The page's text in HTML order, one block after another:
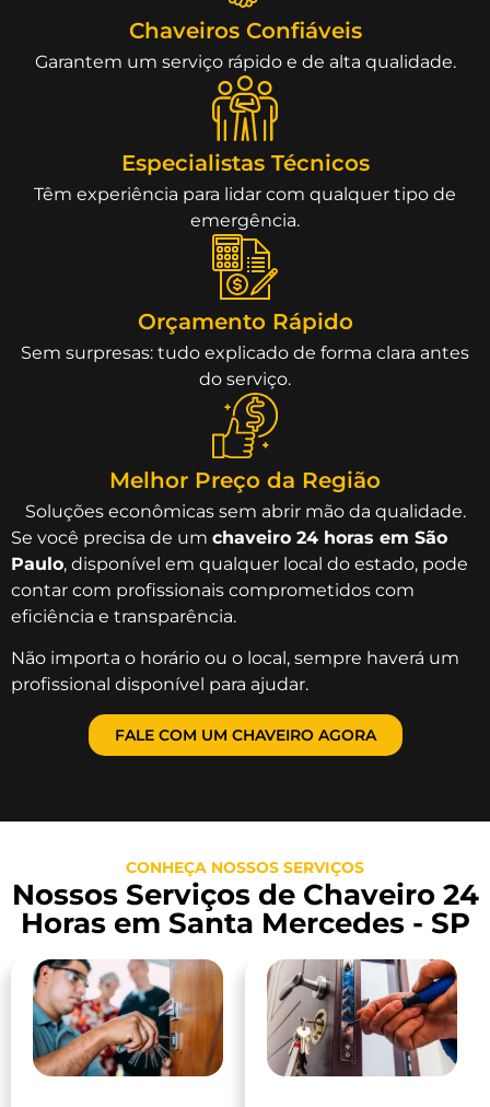
Chaveiros Confiáveis
Garantem um serviço rápido e de alta qualidade.
Especialistas Técnicos
Têm experiência para lidar com qualquer tipo de
emergência.
Orçamento Rápido
Sem surpresas: tudo explicado de forma clara antes
do serviço.
Melhor Preço da Região
Soluções econômicas sem abrir mão da qualidade.
Se você precisa de um chaveiro 24 horas em São
Paulo, disponível em qualquer local do estado, pode
contar com profissionais comprometidos com
eficiência e transparência.
Não importa o horário ou o local, sempre haverá um
profissional disponível para ajudar.
FALE COM UM CHAVEIRO AGORA
CONHEÇA NOSSOS SERVIÇOS
Nossos Serviços de Chaveiro 24
Horas em Santa Mercedes - SP